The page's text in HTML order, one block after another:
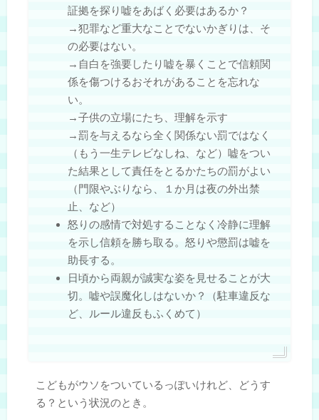
証拠を探り嘘をあばく必要はあるか？
→犯罪など重大なことでないかぎりは、そ
の必要はない。
→自白を強要したり嘘を暴くことで信頼関
係を傷つけるおそれがあることを忘れな
い。
→子供の立場にたち、理解を示す
→罰を与えるなら全く関係ない罰ではなく
（もう一生テレビなしね、など）嘘をつい
た結果として責任をとるかたちの罰がよい
（門限やぶりなら、１か月は夜の外出禁
止、など）
怒りの感情で対処することなく冷静に理解
を示し信頼を勝ち取る。怒りや懲罰は嘘を
助長する。
日頃から両親が誠実な姿を見せることが大
切。嘘や誤魔化しはないか？（駐車違反な
ど、ルール違反もふくめて）
こどもがウソをついているっぽいけれど、どうす
る？という状況のとき。